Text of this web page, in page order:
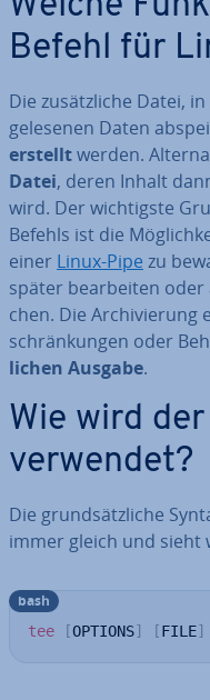
Befehl für
Die zu­sätz­li­che Datei,
gelesenen Daten
erstelltwerden.
Datei, deren Inhalt
wird. Der wich­tigs­te
Befehls ist die
einer Linux-Pipe zu
später be­ar­bei­ten
chen. Die Ar­chi­vie­rung
schrän­kun­gen oder
li­chen Ausgabe.
Wie wird
verwendet?
Die grund­sätz­li­che
immer gleich und sieht
tee [OPTIONS] [FILE]
bash